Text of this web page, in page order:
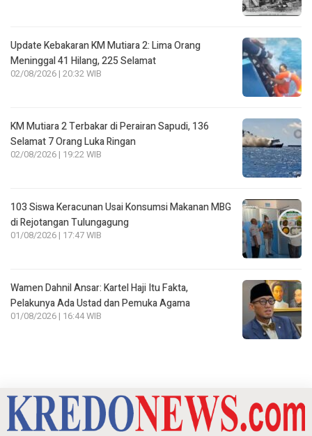
Update Kebakaran KM Mutiara 2: Lima Orang
Meninggal 41 Hilang, 225 Selamat
02/08/2026 | 20:32 WIB
KM Mutiara 2 Terbakar di Perairan Sapudi, 136
Selamat 7 Orang Luka Ringan
02/08/2026 | 19:22 WIB
103 Siswa Keracunan Usai Konsumsi Makanan MBG
di Rejotangan Tulungagung
01/08/2026 | 17:47 WIB
Wamen Dahnil Ansar: Kartel Haji Itu Fakta,
Pelakunya Ada Ustad dan Pemuka Agama
01/08/2026 | 16:44 WIB